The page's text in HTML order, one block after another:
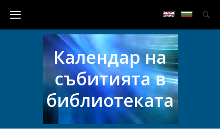
Календар на
събитията в
библиотеката